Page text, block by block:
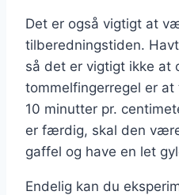
Det er også vigtigt at
tilberedningstiden.
så det er vigtigt ikke at
tommelfingerregel er
10 minutter pr.
er færdig, skal den
gaffel og have en let
Endelig kan du